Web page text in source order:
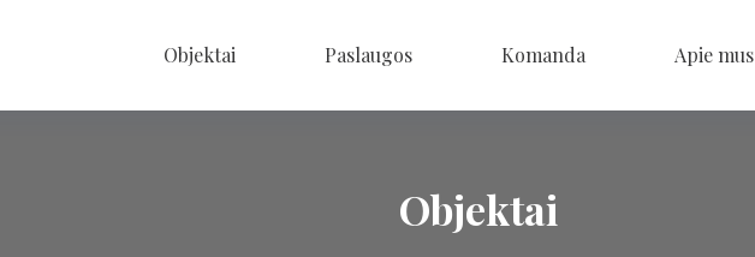
Objektai Paslaugos Komanda Apie mus
Objektai